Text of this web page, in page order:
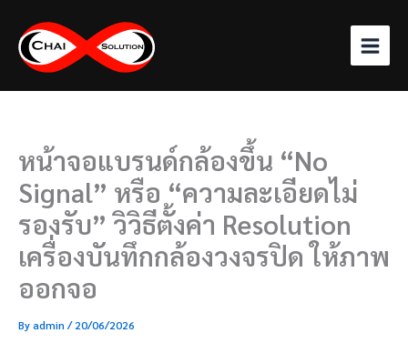
content
หน้าจอแบรนด์กล้องขึ้น “No
Signal” หรือ “ความละเอียดไม่
รองรับ” วิวิธีตั้งค่า Resolution
เครื่องบันทึกกล้องวงจรปิด ให้ภาพ
ออกจอ
Byadmin /20/06/2026